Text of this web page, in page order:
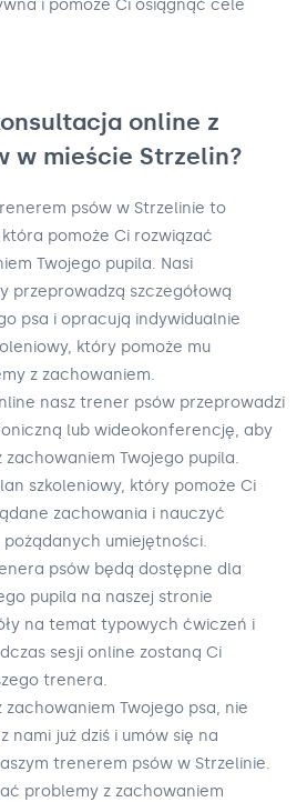
i pomoże Ci osiągnąć cele
online z
w mieście Strzelin?
psów w Strzelinie to
która pomoże Ci rozwiązać
Twojego pupila. Nasi
przeprowadzą szczegółową
psa i opracują indywidualnie
który pomoże mu
z zachowaniem.
nasz trener psów przeprowadzi
lub wideokonferencję, aby
Twojego pupila.
szkoleniowy, który pomoże Ci
zachowania i nauczyć
umiejętności.
psów będą dostępne dla
pupila na naszej stronie
na temat typowych ćwiczeń i
sesji online zostaną Ci
trenera.
Twojego psa, nie
nami już dziś i umów się na
trenerem psów w Strzelinie.
problemy z zachowaniem